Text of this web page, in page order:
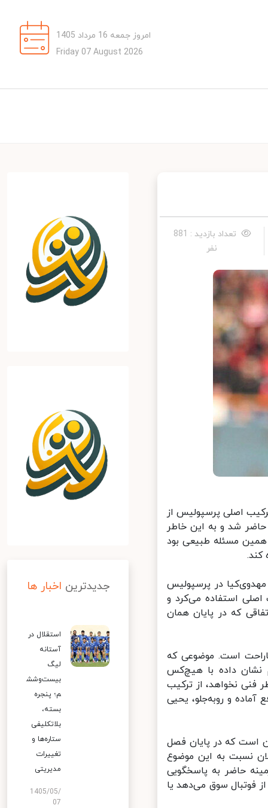
امروز جمعه 16 مرداد 1405
Friday 07 August 2026
تعداد بازدید : 881
نفر
اصلی پرسپولیس از
شد و به این خاطر
مسئله طبیعی بود
در پرسپولیس
استفاده می‌کرد و
که در پایان همان
است. موضوعی که
داده با هیچ‌کس
فنی نخواهد، از ترکیب
و روبه‌جلو، یحیی
است که در پایان فصل
نسبت به این موضوع
حاضر به پاسخگویی
سوق می‌دهد یا
جدیدترین اخبار ها
استقلال در
آستانه
لیگ
بیست‌وشش
م؛ پنجره
بسته،
بلاتکلیفی
ستاره‌ها و
تغییرات
مدیریتی
1405/05/
07